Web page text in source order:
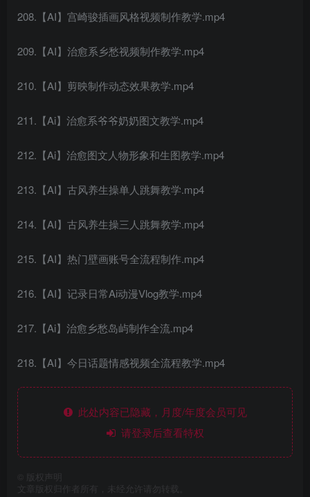
208.【AI】宫崎骏插画风格视频制作教学.mp4
209.【AI】治愈系乡愁视频制作教学.mp4
210.【AI】剪映制作动态效果教学.mp4
211.【Ai】治愈系爷爷奶奶图文教学.mp4
212.【Ai】治愈图文人物形象和生图教学.mp4
213.【AI】古风养生操单人跳舞教学.mp4
214.【AI】古风养生操三人跳舞教学.mp4
215.【AI】热门壁画账号全流程制作.mp4
216.【AI】记录日常Ai动漫Vlog教学.mp4
217.【Ai】治愈乡愁岛屿制作全流.mp4
218.【AI】今日话题情感视频全流程教学.mp4
此处内容已隐藏，月度/年度会员可见
请登录后查看特权
版权声明
文章版权归作者所有，未经允许请勿转载。